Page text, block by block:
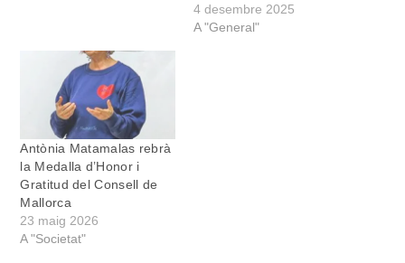
4 desembre 2025
A "General"
Antònia Matamalas rebrà
la Medalla d’Honor i
Gratitud del Consell de
Mallorca
23 maig 2026
A "Societat"